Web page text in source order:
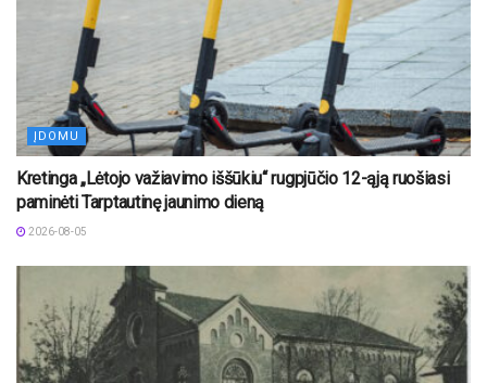
ĮDOMU
Kretinga „Lėtojo važiavimo iššūkiu“ rugpjūčio 12-ąją ruošiasi
paminėti Tarptautinę jaunimo dieną
2026-08-05